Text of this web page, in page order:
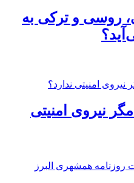
روسی و ترکی به
نیروی امنیتی